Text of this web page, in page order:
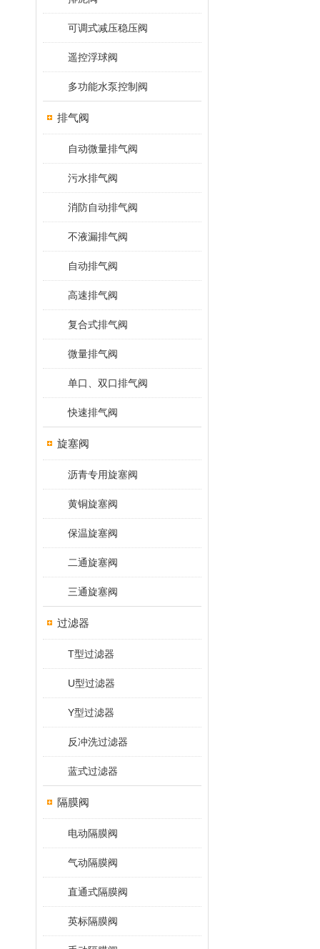
可调式减压稳压阀
遥控浮球阀
多功能水泵控制阀
排气阀
自动微量排气阀
污水排气阀
消防自动排气阀
不液漏排气阀
自动排气阀
高速排气阀
复合式排气阀
微量排气阀
单口、双口排气阀
快速排气阀
旋塞阀
沥青专用旋塞阀
黄铜旋塞阀
保温旋塞阀
二通旋塞阀
三通旋塞阀
过滤器
T型过滤器
U型过滤器
Y型过滤器
反冲洗过滤器
蓝式过滤器
隔膜阀
电动隔膜阀
气动隔膜阀
直通式隔膜阀
英标隔膜阀